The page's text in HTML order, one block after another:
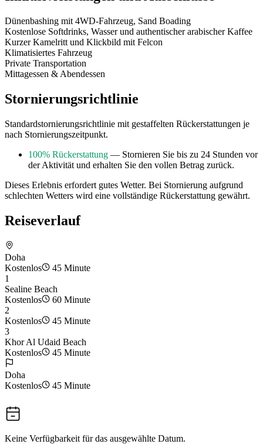
Dünenbashing mit 4WD-Fahrzeug, Sand Boading
Kostenlose Softdrinks, Wasser und authentischer arabischer Kaffee
Kurzer Kamelritt und Klickbild mit Felcon
Klimatisiertes Fahrzeug
Private Transportation
Mittagessen & Abendessen
Stornierungsrichtlinie
Standardstornierungsrichtlinie mit gestaffelten Rückerstattungen je
nach Stornierungszeitpunkt.
100% Rückerstattung — Stornieren Sie bis zu 24 Stunden vor
der Aktivität und erhalten Sie den vollen Betrag zurück.
Dieses Erlebnis erfordert gutes Wetter. Bei Stornierung aufgrund
schlechten Wetters wird eine vollständige Rückerstattung gewährt.
Reiseverlauf
Doha
Kostenlos
45 Minute
1
Sealine Beach
Kostenlos
60 Minute
2
Kostenlos
45 Minute
3
Khor Al Udaid Beach
Kostenlos
45 Minute
Doha
Kostenlos
45 Minute
Keine Verfügbarkeit für das ausgewählte Datum.